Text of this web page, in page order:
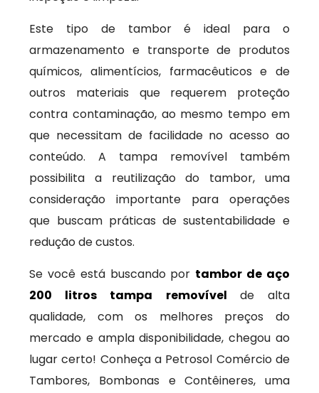
Este tipo de tambor é ideal para o
armazenamento e transporte de produtos
químicos, alimentícios, farmacêuticos e de
outros materiais que requerem proteção
contra contaminação, ao mesmo tempo em
que necessitam de facilidade no acesso ao
conteúdo. A tampa removível também
possibilita a reutilização do tambor, uma
consideração importante para operações
que buscam práticas de sustentabilidade e
redução de custos.
Se você está buscando por tambor de aço
200 litros tampa removível de alta
qualidade, com os melhores preços do
mercado e ampla disponibilidade, chegou ao
lugar certo! Conheça a Petrosol Comércio de
Tambores, Bombonas e Contêineres, uma